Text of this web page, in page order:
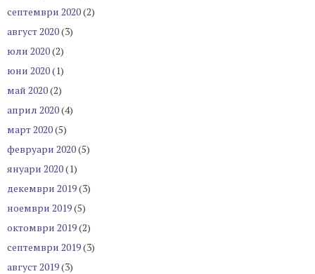
септември 2020(2)
август 2020(3)
юли 2020(2)
юни 2020(1)
май 2020(2)
април 2020(4)
март 2020(5)
февруари 2020(5)
януари 2020(1)
декември 2019(3)
ноември 2019(5)
октомври 2019(2)
септември 2019(3)
август 2019(3)